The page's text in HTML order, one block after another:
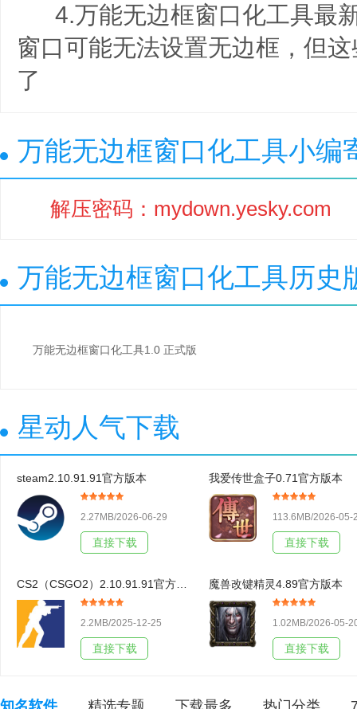
4.万能无边框窗口化工具最
窗口可能无法设置无边框，但
了
万能无边框窗口化工具小编
解压密码：mydown.yesky.com
万能无边框窗口化工具历史
万能无边框窗口化工具1.0 正式版
星动人气下载
steam2.10.91.91官方版本
2.27MB/2026-06-29
直接下载
我爱传世盒子0.71官方版本
113.6MB/2026-05-
直接下载
2.2MB/2025-12-25
直接下载
魔兽改键精灵4.89官方版本
1.02MB/2026-05-
直接下载
知名软件 精选专题 下载最多 热门分类